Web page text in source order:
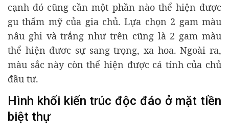
cạnh đó cũng cần một phần nào thể hiện được
gu thẩm mỹ của gia chủ. Lựa chọn 2 gam màu
nâu ghi và trắng như trên cũng là 2 gam màu
thể hiện đươc sự sang trọng, xa hoa. Ngoài ra,
màu sắc này còn thể hiện được cá tính của chủ
đầu tư.
Hình khối kiến trúc độc đáo ở mặt tiền
biệt thự